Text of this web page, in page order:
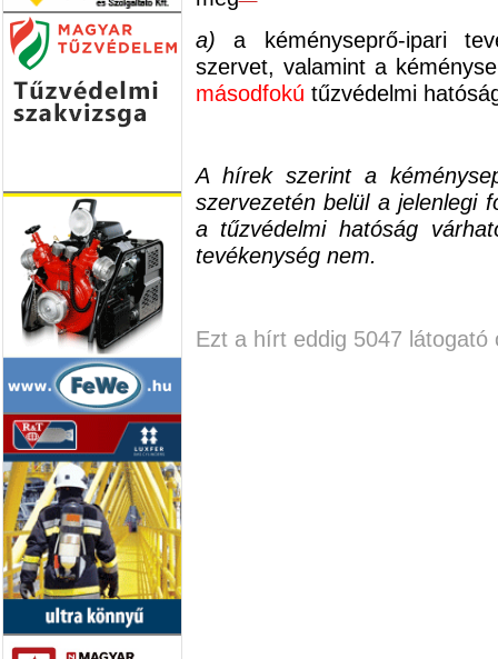
a)a kéményseprő-ipari
szervet, valamint a
másodfokú tűzvédelmi
A hírek szerint a
szervezetén belül a jelenlegi
a tűzvédelmi hatóság
tevékenység nem.
Ezt a hírt eddig 5047 látogató